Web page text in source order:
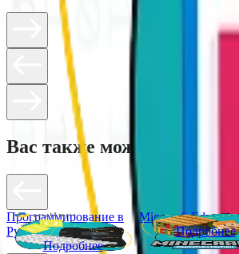
Вас также может
Программирование в
Python
Подробнее
Minecraft
Подробнее